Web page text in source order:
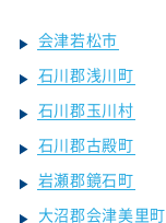
会津若松市
石川郡浅川町
石川郡玉川村
石川郡古殿町
岩瀬郡鏡石町
大沼郡会津美里町